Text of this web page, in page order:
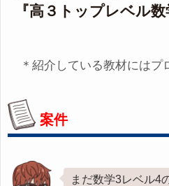
『高３トップレベル
＊紹介している教材には
案件
まだ数学3レベル4